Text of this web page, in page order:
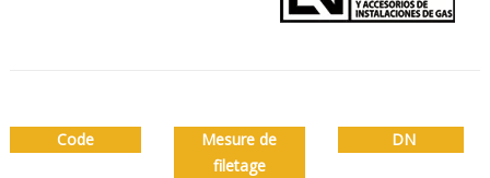
Code
Mesure de
filetage
DN